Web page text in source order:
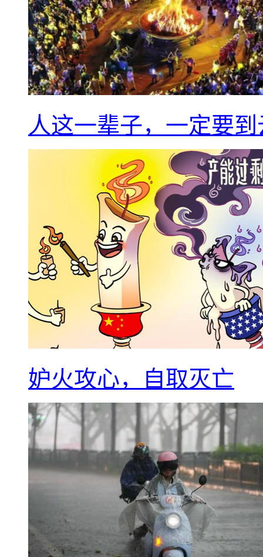
人这一辈子，一定要
妒火攻心，自取灭亡